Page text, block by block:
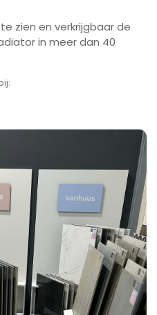
zien en verkrijgbaar de
in meer dan 40